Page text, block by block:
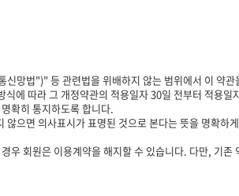
망법")" 등 관련법을 위배하지 않는 범위에서 이 약관
따라 그 개정약관의 적용일자 30일 전부터 적용
확히 통지하도록 합니다.
으면 의사표시가 표명된 것으로 본다는 뜻을 명확하
회원은 이용계약을 해지할 수 있습니다. 다만, 기